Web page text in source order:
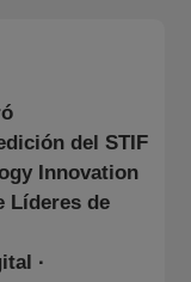
del STIF
Innovation
Líderes de
·